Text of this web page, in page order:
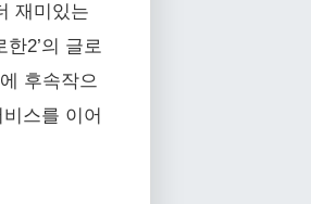
재미있는
2’의 글로
후속작으
스를 이어